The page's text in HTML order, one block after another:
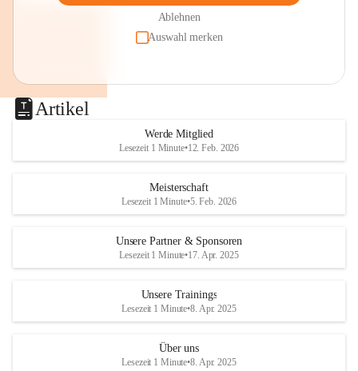
Ablehnen
Auswahl merken
Artikel
Werde Mitglied
Lesezeit 1 Minute•12. Feb. 2026
Meisterschaft
Lesezeit 1 Minute•5. Feb. 2026
Unsere Partner & Sponsoren
Lesezeit 1 Minute•17. Apr. 2025
Unsere Trainings
Lesezeit 1 Minute•8. Apr. 2025
Über uns
Lesezeit 1 Minute•8. Apr. 2025